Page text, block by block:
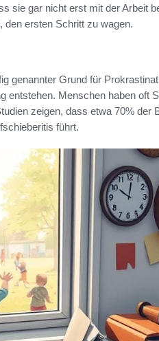
sie gar nicht erst mit der Arbeit
den ersten Schritt zu wagen.
genannter Grund für
entstehen. Menschen haben oft
zeigen, dass etwa 70% der
führt.